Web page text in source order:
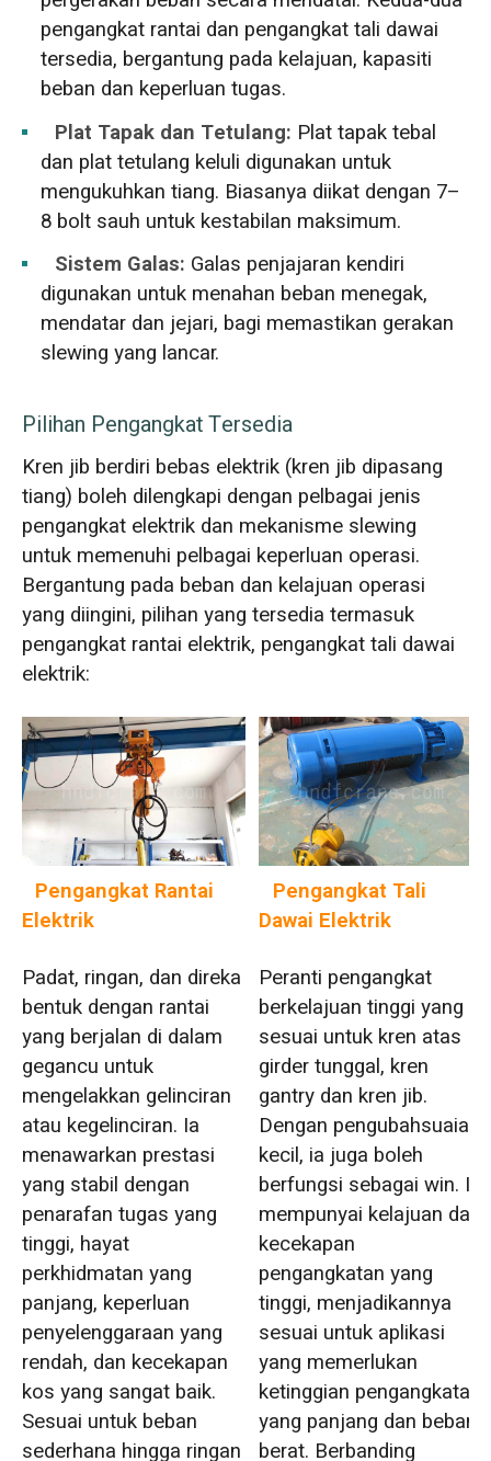
pengangkat rantai dan pengangkat tali dawai
tersedia, bergantung pada kelajuan, kapasiti
beban dan keperluan tugas.
Plat Tapak dan Tetulang: Plat tapak tebal
dan plat tetulang keluli digunakan untuk
mengukuhkan tiang. Biasanya diikat dengan 7–
8 bolt sauh untuk kestabilan maksimum.
Sistem Galas: Galas penjajaran kendiri
digunakan untuk menahan beban menegak,
mendatar dan jejari, bagi memastikan gerakan
slewing yang lancar.
Pilihan Pengangkat Tersedia
Kren jib berdiri bebas elektrik (kren jib dipasang
tiang) boleh dilengkapi dengan pelbagai jenis
pengangkat elektrik dan mekanisme slewing
untuk memenuhi pelbagai keperluan operasi.
Bergantung pada beban dan kelajuan operasi
yang diingini, pilihan yang tersedia termasuk
pengangkat rantai elektrik, pengangkat tali dawai
elektrik:
Pengangkat Rantai
Elektrik
Padat, ringan, dan direka
bentuk dengan rantai
yang berjalan di dalam
gegancu untuk
mengelakkan gelinciran
atau kegelinciran. Ia
menawarkan prestasi
yang stabil dengan
penarafan tugas yang
tinggi, hayat
perkhidmatan yang
panjang, keperluan
penyelenggaraan yang
rendah, dan kecekapan
kos yang sangat baik.
Sesuai untuk beban
sederhana hingga ringan
Pengangkat Tali
Dawai Elektrik
Peranti pengangkat
berkelajuan tinggi yang
sesuai untuk kren atas
girder tunggal, kren
gantry dan kren jib.
Dengan pengubahsuaian
kecil, ia juga boleh
berfungsi sebagai win. Ia
mempunyai kelajuan dan
kecekapan
pengangkatan yang
tinggi, menjadikannya
sesuai untuk aplikasi
yang memerlukan
ketinggian pengangkatan
yang panjang dan beban
berat. Berbanding